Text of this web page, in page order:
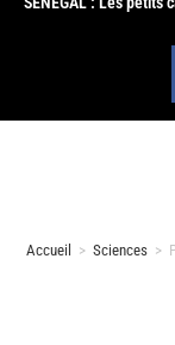
Accueil > Sciences >